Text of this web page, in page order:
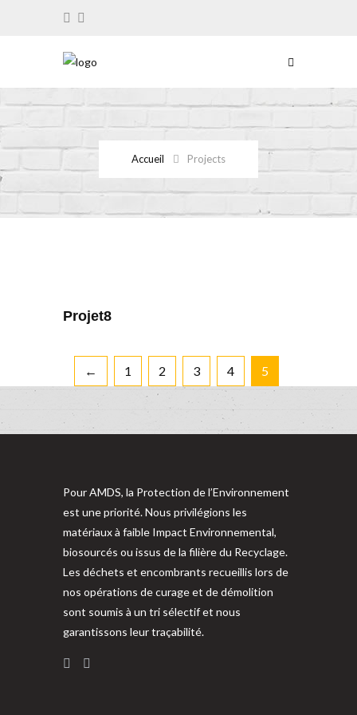
Accueil Projects
Projet8
← 1 2 3 4 5
Pour AMDS, la Protection de l’Environnement
est une priorité. Nous privilégions les
matériaux à faible Impact Environnemental,
biosourcés ou issus de la filière du Recyclage.
Les déchets et encombrants recueillis lors de
nos opérations de curage et de démolition
sont soumis à un tri sélectif et nous
garantissons leur traçabilité.